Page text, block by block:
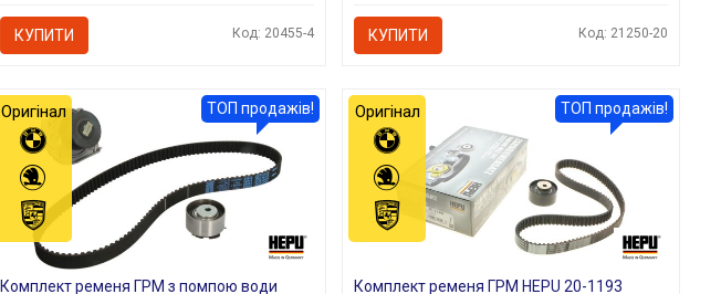
КУПИТИ Код: 20455-4 КУПИТИ Код: 21250-20
Комплект ременя ГРМ з помпою води
ТОП продажів!
Оригінал
Комплект ременя ГРМ HEPU 20-1193
ТОП продажів!
Оригінал